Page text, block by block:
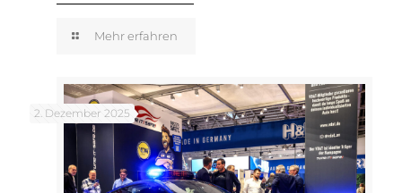
Mehr erfahren
2. Dezember 2025